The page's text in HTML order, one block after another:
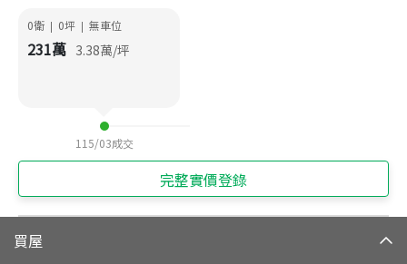
0衛 | 0坪 | 無車位
231萬 3.38萬/坪
115/03成交
完整實價登錄
買屋